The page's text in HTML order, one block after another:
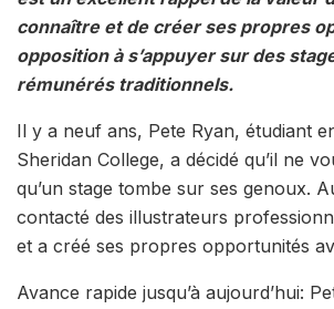
connaître et de créer ses propres
opposition à s’appuyer sur des
rémunérés traditionnels.
Il y a neuf ans, Pete Ryan, étudiant
Sheridan College, a décidé qu’il ne
qu’un stage tombe sur ses genoux.
contacté des illustrateurs
et a créé ses propres opportunités
Avance rapide jusqu’à aujourd’hui: